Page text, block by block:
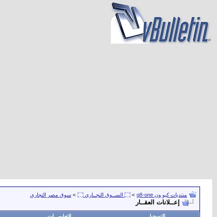
منتديات كيو ون q8-one >۝ الســوق التجــاري ۝ > سوق مصر التجاري
إعــلانات العقــار